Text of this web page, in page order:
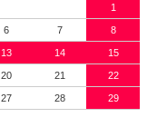
1
6 7 8
13 14 15
20 21 22
27 28 29